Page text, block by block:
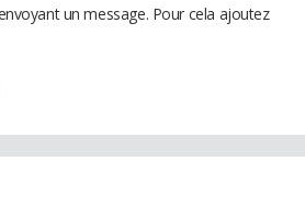
un message. Pour cela ajoutez